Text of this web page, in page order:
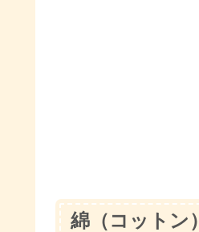
綿（コットン）